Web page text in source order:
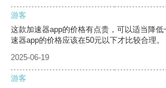
游客
这款加速器app的价格有点贵，可以适当降
速器app的价格应该在50元以下才比较合理。
2025-06-19
游客